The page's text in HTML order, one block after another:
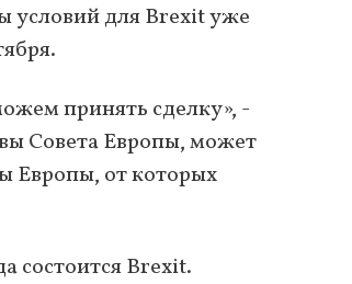
условий для Brexit уже
принять сделку», -
Совета Европы, может
Европы, от которых
состоится Brexit.